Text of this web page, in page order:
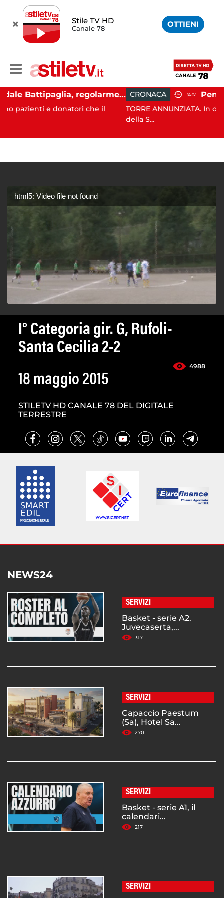
Stile TV HD
Canale 78 OTTIENI
Ospedale Battipaglia, regolarmente in funzione il Servizio Trasfusionale
donatori che il
CRONACA 14:17
TORRE ANNUNZIATA. In data 4 agosto
html5: Video file not found
I° Categoria gir. G, Rufoli-
Santa Cecilia 2-2
4988
18 maggio 2015
STILETV HD CANALE 78 DEL DIGITALE
TERRESTRE
NEWS24
SERVIZI
Basket - serie A2.
Juvecaserta,...
317
SERVIZI
Capaccio Paestum
(Sa), Hotel Sa...
270
SERVIZI
Basket - serie A1, il
calendari...
217
SERVIZI